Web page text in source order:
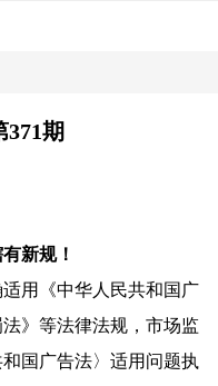
期
新规！
用《中华人民共和国广
》等法律法规，市场监
国广告法〉适用问题执